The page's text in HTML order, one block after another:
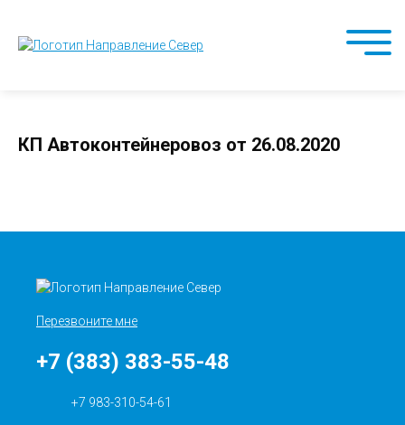
КП Автоконтейнеровоз от 26.08.2020
Перезвоните мне
+7 (383) 383-55-48
+7 983-310-54-61